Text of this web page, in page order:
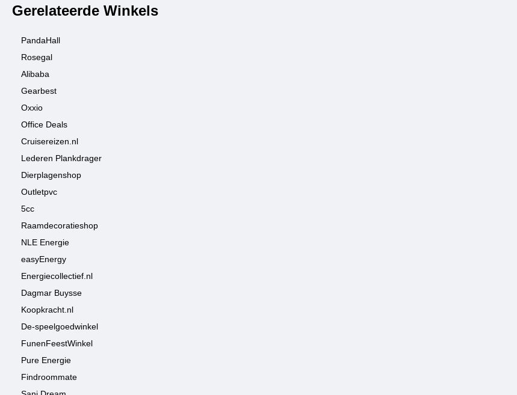
Gerelateerde Winkels
PandaHall
Rosegal
Alibaba
Gearbest
Oxxio
Office Deals
Cruisereizen.nl
Lederen Plankdrager
Dierplagenshop
Outletpvc
5cc
Raamdecoratieshop
NLE Energie
easyEnergy
Energiecollectief.nl
Dagmar Buysse
Koopkracht.nl
De-speelgoedwinkel
FunenFeestWinkel
Pure Energie
Findroommate